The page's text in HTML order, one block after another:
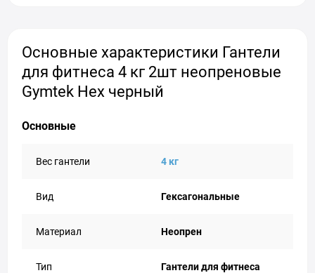
Основные характеристики Гантели
для фитнеса 4 кг 2шт неопреновые
Gymtek Hex черный
Основные
Вес гантели 4 кг
Вид Гексагональные
Материал Неопрен
Тип
Гантели для фитнеса